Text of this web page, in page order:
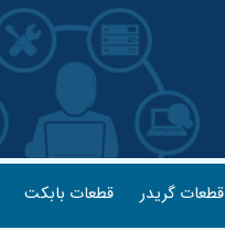
قطعات گریدر قطعات بابکت